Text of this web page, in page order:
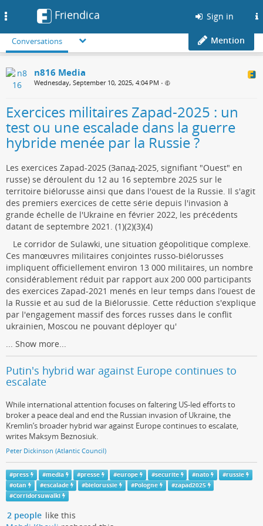
Friendica Sign in
Conversations Mention
n816 Media
Wednesday, September 10, 2025, 4:04 PM •
Exercices militaires Zapad-2025 : un
test ou une escalade dans la guerre
hybride menée par la Russie ?
Les exercices Zapad-2025 (Запад-2025, signifiant "Ouest" en
russe) se déroulent du 12 au 16 septembre 2025 sur le
territoire biélorusse ainsi que dans l'ouest de la Russie. Il s'agit
des premiers exercices de cette série depuis l'invasion à
grande échelle de l'Ukraine en février 2022, les précédents
datant de septembre 2021. (1)(2)(3)(4)
Le corridor de Sulawki, une situation géopolitique complexe.
Ces manœuvres militaires conjointes russo-biélorusses
impliquent officiellement environ 13 000 militaires, un nombre
considérablement réduit par rapport aux 200 000 participants
des exercices Zapad-2021 menés en leur temps dans l’ouest de
la Russie et au sud de la Biélorussie. Cette réduction s'explique
par l'engagement massif des forces russes dans le conflit
ukrainien, Moscou ne pouvant déployer qu'
... Show more...
Putin's hybrid war against Europe continues to
escalate
While international attention focuses on faltering US-led efforts to
broker a peace deal and end the Russian invasion of Ukraine, the
Kremlin’s broader hybrid war against Europe continues to escalate,
writes Maksym Beznosiuk.
Peter Dickinson (Atlantic Council)
#press #media #presse #europe #securite #nato #russie
#otan #escalade #bielorussie #Pologne #zapad2025
#Corridorsuwalki
2 people like this